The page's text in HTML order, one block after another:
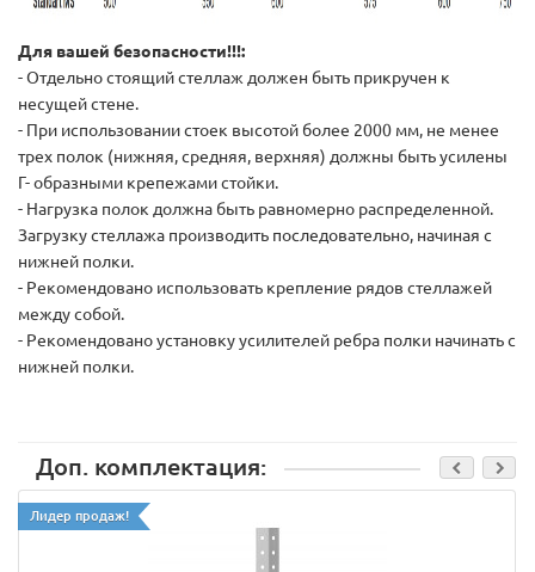
Для вашей безопасности!!!:
- Отдельно стоящий стеллаж должен быть прикручен к
несущей стене.
- При использовании стоек высотой более 2000 мм, не менее
трех полок (нижняя, средняя, верхняя) должны быть усилены
Г- образными крепежами стойки.
- Нагрузка полок должна быть равномерно распределенной.
Загрузку стеллажа производить последовательно, начиная с
нижней полки.
- Рекомендовано использовать крепление рядов стеллажей
между собой.
- Рекомендовано установку усилителей ребра полки начинать с
нижней полки.
Доп. комплектация:
Лидер продаж!